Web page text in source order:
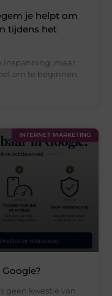
je helpt om
tijdens het
inspanning, maar
om te beginnen
INTERNET MARKETING
geen kwestie van